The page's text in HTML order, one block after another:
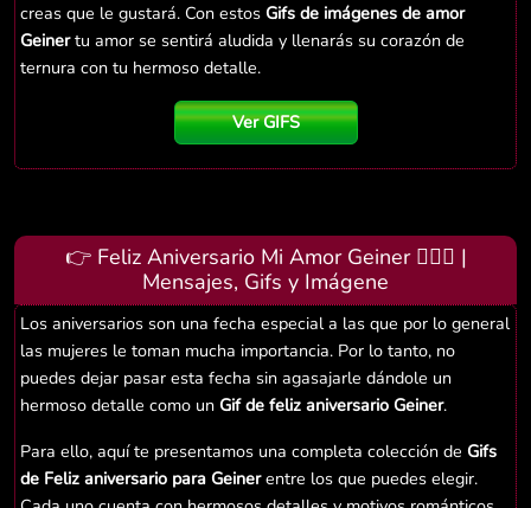
creas que le gustará. Con estos Gifs de imágenes de amor
Geinertu amor se sentirá aludida y llenarás su corazón de
ternura con tu hermoso detalle.
Ver GIFS
👉 Feliz Aniversario Mi Amor Geiner 👨‍❤️‍👨 |
Mensajes, Gifs y Imágene
Los aniversarios son una fecha especial a las que por lo general
las mujeres le toman mucha importancia. Por lo tanto, no
puedes dejar pasar esta fecha sin agasajarle dándole un
hermoso detalle como un Gif de feliz aniversario Geiner.
Para ello, aquí te presentamos una completa colección de Gifs
de Feliz aniversario para Geinerentre los que puedes elegir.